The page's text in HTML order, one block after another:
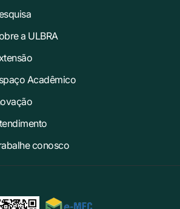
a ULBRA
Acadêmico
conosco